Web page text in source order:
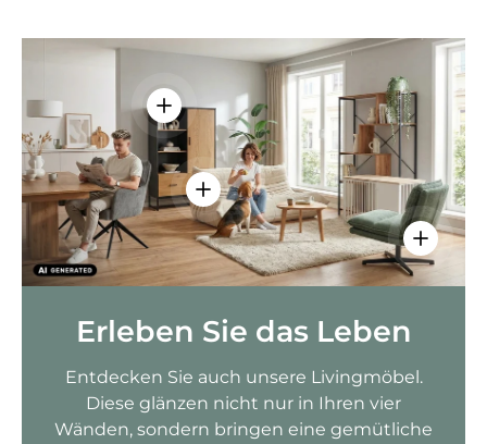
Einzelheiten anzeigen - AMIO H -
Einzelheiten anzeigen - Sitzolo 2
Erleben Sie das Leben
Entdecken Sie auch unsere Livingmöbel.
Diese glänzen nicht nur in Ihren vier
Wänden, sondern bringen eine gemütliche